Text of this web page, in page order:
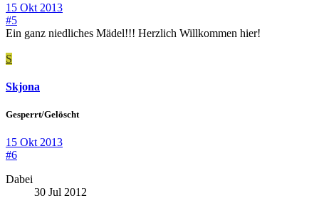
15 Okt 2013
#5
Ein ganz niedliches Mädel!!! Herzlich Willkommen hier!
S
Skjona
Gesperrt/Gelöscht
15 Okt 2013
#6
Dabei
30 Jul 2012